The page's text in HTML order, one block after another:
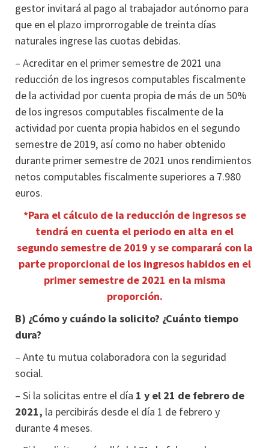
gestor invitará al pago al trabajador autónomo para
que en el plazo improrrogable de treinta días
naturales ingrese las cuotas debidas.
– Acreditar en el primer semestre de 2021 una
reducción de los ingresos computables fiscalmente
de la actividad por cuenta propia de más de un 50%
de los ingresos computables fiscalmente de la
actividad por cuenta propia habidos en el segundo
semestre de 2019, así como no haber obtenido
durante primer semestre de 2021 unos rendimientos
netos computables fiscalmente superiores a 7.980
euros.
*Para el cálculo de la reducción de ingresos se
tendrá en cuenta el periodo en alta en el
segundo semestre de 2019 y se comparará con la
parte proporcional de los ingresos habidos en el
primer semestre de 2021 en la misma
proporción.
B) ¿Cómo y cuándo la solicito? ¿Cuánto tiempo
dura?
– Ante tu mutua colaboradora con la seguridad
social.
– Si la solicitas entre el día 1 y el 21 de febrero de
2021, la percibirás desde el día 1 de febrero y
durante 4 meses.